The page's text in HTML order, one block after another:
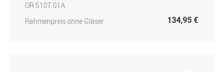
OR 5107 01A
Rahmenpreis ohne Gläser
134,95 €